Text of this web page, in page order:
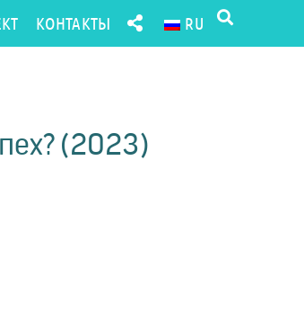
КОНТАКТЫ RU
(2023)